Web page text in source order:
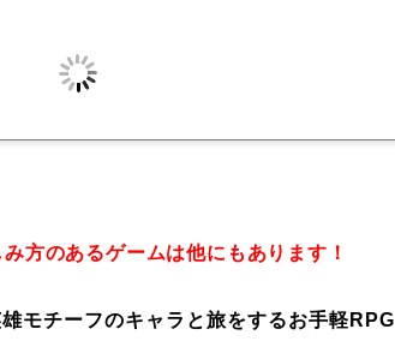
方のあるゲームは他にもあります！
モチーフのキャラと旅をするお手軽RPG